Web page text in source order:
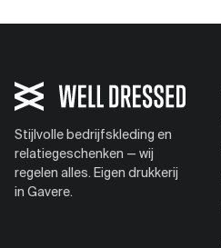
Stijlvolle bedrijfskleding en
relatiegeschenken — wij
regelen alles. Eigen drukkerij
in Gavere.